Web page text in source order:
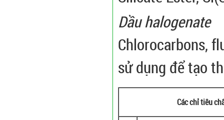
Dầu halogenate
Chlorocarbons,
sử dụng để tạo
Các chỉ tiêu